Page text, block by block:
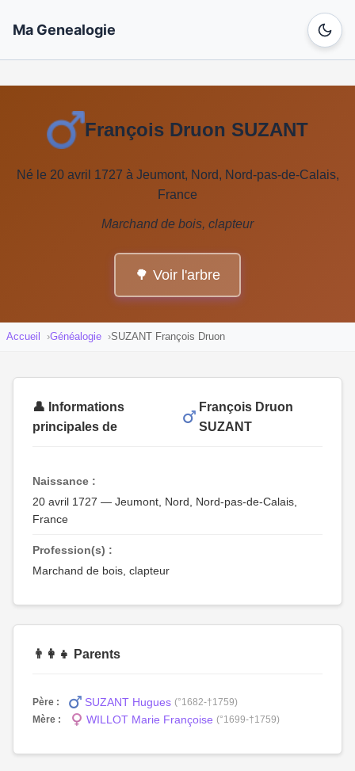
Ma Genealogie
François Druon SUZANT
Né le 20 avril 1727 à Jeumont, Nord, Nord-pas-de-Calais,
France
Marchand de bois, clapteur
🌳 Voir l'arbre
Accueil Généalogie SUZANT François Druon
👤 Informations
principales de
François Druon
SUZANT
Naissance :
20 avril 1727 — Jeumont, Nord, Nord-pas-de-Calais,
France
Profession(s) :
Marchand de bois, clapteur
👨‍👩‍👧 Parents
Père : SUZANT Hugues (°1682-†1759)
Mère :
WILLOT Marie Françoise (°1699-†1759)